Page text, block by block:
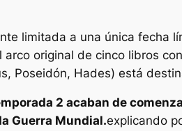
limitada a una única fecha
original de cinco libros
Poseidón, Hades) está
2 acaban de
Guerra Mundial.explicando